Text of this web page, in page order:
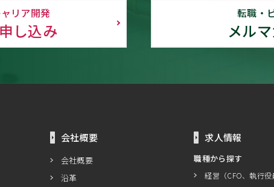
リア開発
し込み
転職・
メル
会社概要
会社概要
沿革
求人情報
職種から探す
経営（CFO、執行役